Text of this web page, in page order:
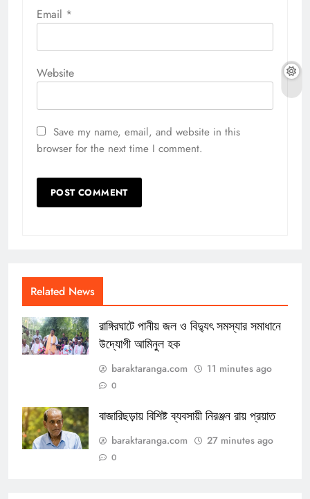
Email *
Website
Save my name, email, and website in this
browser for the next time I comment.
Related News
রাঙ্গিরঘাটে পানীয় জল ও বিদ্যুৎ সমস্যার সমাধানে
উদ্যোগী আমিনুল হক
baraktaranga.com 11 minutes ago
0
বাজারিছড়ায় বিশিষ্ট ব্যবসায়ী নিরঞ্জন রায় প্রয়াত
baraktaranga.com 27 minutes ago
0